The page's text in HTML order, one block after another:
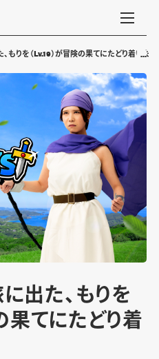
、もりを（Lv.19）が冒険の果てにたどり着いた
出た、もりを
果てにたどり着